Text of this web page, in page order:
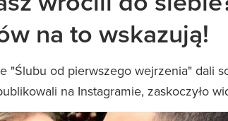
na to wskazują!
"Ślubu od pierwszego wejrzenia" dali
na Instagramie, zaskoczyło